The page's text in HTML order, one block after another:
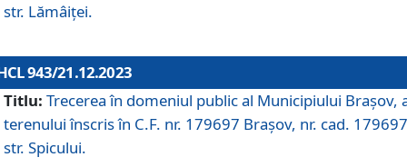
str. Lămâiței.
943/21.12.2023
Titlu: Trecerea în domeniul public al Municipiului Braşov,
terenului înscris în C.F. nr. 179697 Brașov, nr. cad.
str. Spicului.